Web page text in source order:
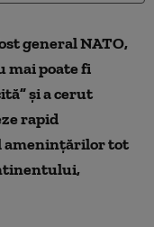
general NATO,
mai poate fi
și a cerut
rapid
amenințărilor tot